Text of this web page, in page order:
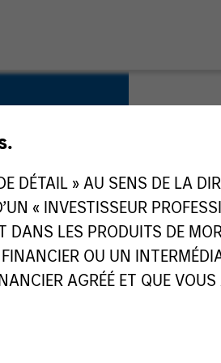
DÉTAIL » AU SENS DE LA
« INVESTISSEUR
DANS LES PRODUITS DE
OU UN
AGRÉÉ ET QUE VOUS